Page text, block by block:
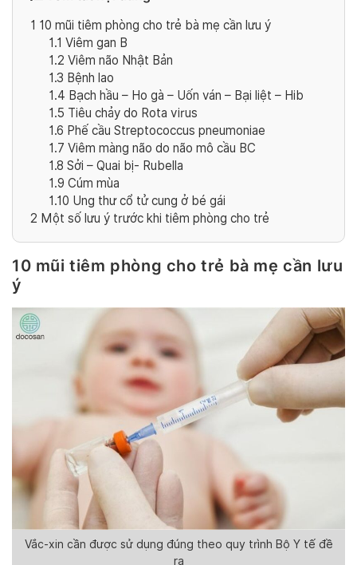
1 10 mũi tiêm phòng cho trẻ bà mẹ cần lưu ý
1.1 Viêm gan B
1.2 Viêm não Nhật Bản
1.3 Bệnh lao
1.4 Bạch hầu – Ho gà – Uốn ván – Bại liệt – Hib
1.5 Tiêu chảy do Rota virus
1.6 Phế cầu Streptococcus pneumoniae
1.7 Viêm màng não do não mô cầu BC
1.8 Sởi – Quai bị- Rubella
1.9 Cúm mùa
1.10 Ung thư cổ tử cung ở bé gái
2 Một số lưu ý trước khi tiêm phòng cho trẻ
10 mũi tiêm phòng cho trẻ bà mẹ cần lưu
ý
Vắc-xin cần được sử dụng đúng theo quy trình Bộ Y tế đề
ra